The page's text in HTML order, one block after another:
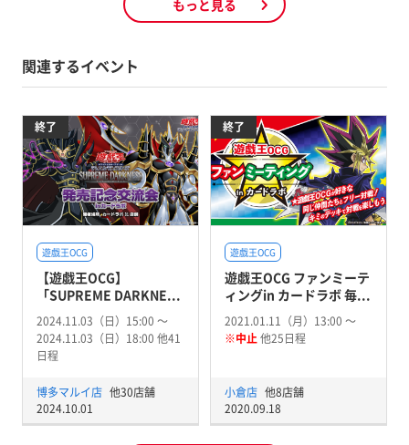
もっと見る
関連するイベント
終了
遊戯王OCG
【遊戯王OCG】
「SUPREME DARKNE...
2024.11.03（日）15:00 〜
2024.11.03（日）18:00 他41
日程
博多マルイ店 他30店舗
2024.10.01
終了
遊戯王OCG
遊戯王OCG ファンミーテ
ィングin カードラボ 毎...
2021.01.11（月）13:00 〜
※中止他25日程
小倉店 他8店舗
2020.09.18